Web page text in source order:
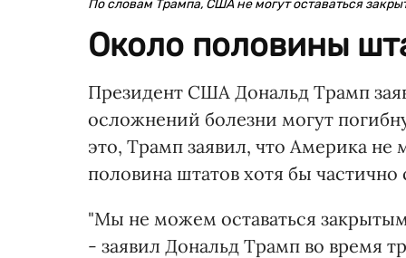
По словам Трампа, США не могут оставаться
Около половины
Президент США Дональд Трамп
осложнений болезни могут
это, Трамп заявил, что Америка не
половина штатов хотя бы
"Мы не можем оставаться
- заявил Дональд Трамп во время